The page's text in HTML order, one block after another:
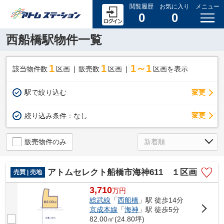
閲覧履歴
0
お気に入り
0
メニュー
西船橋駅物件一覧
該当物件数 1 区画 販売数 1 区画 1～1 区画を表示
駅で絞り込む 変更
絞り込み条件： なし 変更
販売物件のみ
売買 | 売地 アトムセレクト船橋市海神611 １区画
3,710万円
総武線 「西船橋 」駅 徒歩14分
京成本線 「海神 」駅 徒歩5分
82.00㎡(24.80坪)